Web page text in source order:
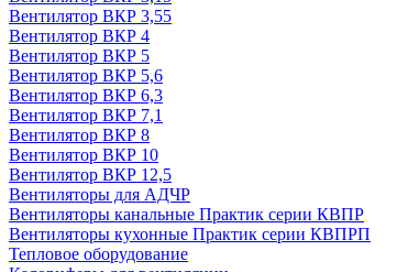
Вентилятор ВКР 3,55
Вентилятор ВКР 4
Вентилятор ВКР 5
Вентилятор ВКР 5,6
Вентилятор ВКР 6,3
Вентилятор ВКР 7,1
Вентилятор ВКР 8
Вентилятор ВКР 10
Вентилятор ВКР 12,5
Вентиляторы для АДЧР
Вентиляторы канальные Практик серии КВПР
Вентиляторы кухонные Практик серии КВПРП
Тепловое оборудование